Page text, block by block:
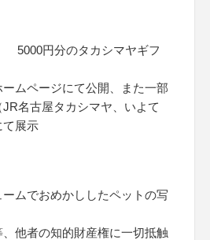
5000円分のタカシマヤギフ
ムページにて公開、また一部
名古屋タカシマヤ、いよて
て展示
ムでおめかししたペットの写
他者の知的財産権に一切抵触